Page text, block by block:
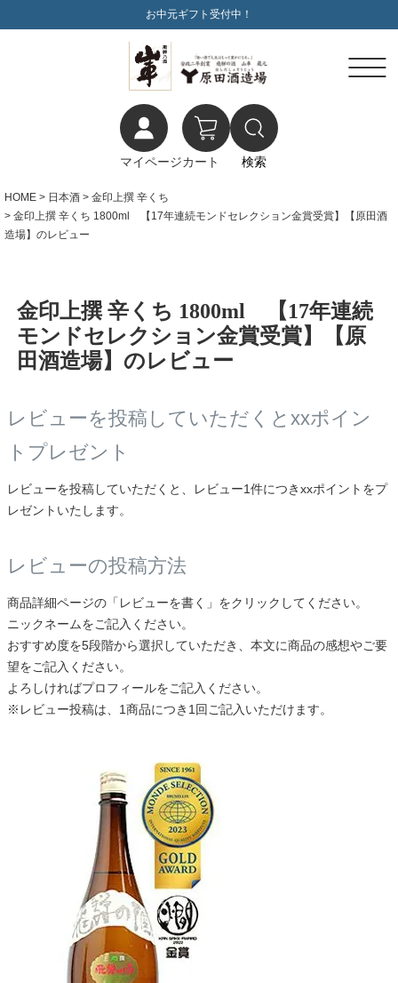
お中元ギフト受付中！
マイページカート 検索
HOME 日本酒
金印上撰 辛くち
金印上撰 辛くち 1800ml 【17年連続モンドセレクション金賞受賞】【原田酒
造場】のレビュー
金印上撰 辛くち 1800ml 【17年連続
モンドセレクション金賞受賞】【原
田酒造場】のレビュー
レビューを投稿していただくとxxポイン
トプレゼント
レビューを投稿していただくと、レビュー1件につきxxポイントをプ
レゼントいたします。
レビューの投稿方法
商品詳細ページの「レビューを書く」をクリックしてください。
ニックネームをご記入ください。
おすすめ度を5段階から選択していただき、本文に商品の感想やご要
望をご記入ください。
よろしければプロフィールをご記入ください。
※レビュー投稿は、1商品につき1回ご記入いただけます。